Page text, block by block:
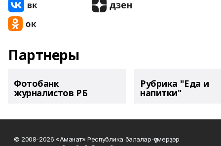
Партнеры
Фотобанк
журналистов РБ
Рубрика "Еда и
напитки"
© 2008-2026 «Аманат» Республика балалар-үҫмерҙәр